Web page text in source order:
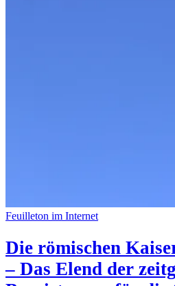
Feuilleton im Internet
Die römischen
– Das Elend der